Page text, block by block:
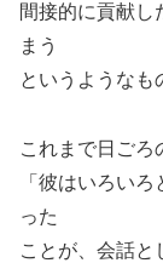
間接的に貢献し
まう
というようなも
これまで日ごろ
「彼はいろい
った
ことが、会話と